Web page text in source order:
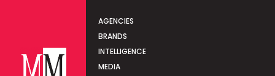
AGENCIES
BRANDS
INTELLIGENCE
MEDIA